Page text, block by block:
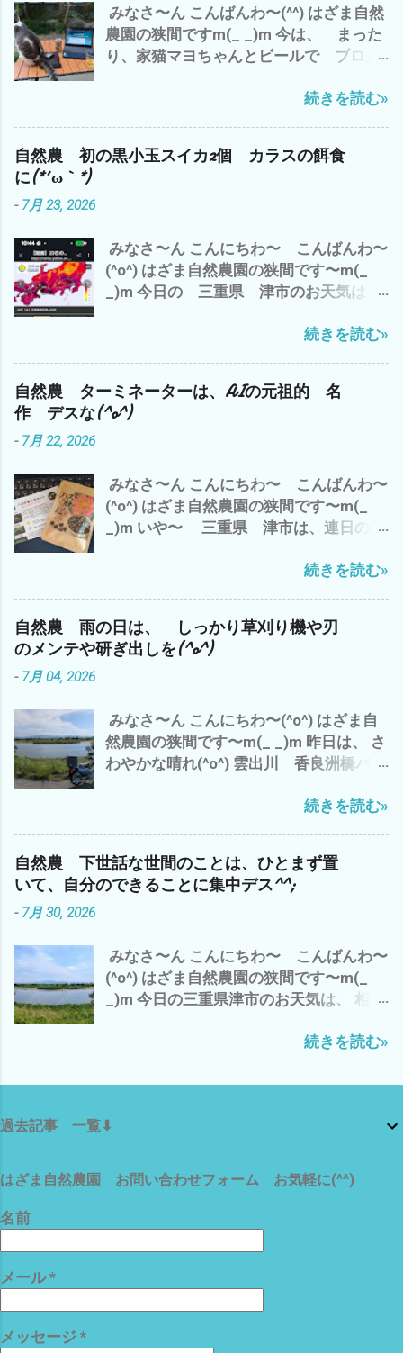
了で、 今日の仕事は、 おしまい^^; 今
は、 涼しい エアコンの効いた部屋で
ブログアップして、 それから お楽しみ
The Magnificent Seven」 ザ マグニフ
ィセント・セブン 今流行りのAI巨大テッ
ク産業 GAFAM（ガーファム）とは、 今
どきの映画で ございます^^; では、 また
みなさ〜ん こんばんわ〜(^^) はざま自然
農園の狭間ですm(_ _)m 今は、 まった
り、家猫マヨちゃんとビールで ブログ
プ ブラジル戦 残念でした〜(*´ω｀*)
ト観戦 一時は、期待が・・・・・・・ や
っぱ、ブラジル強し(*´ω｀*) で、 寝不足
庭だけで、200坪 松や杉 梅 イチジ
ク 柿 ブランコまで・ω・ 玄関には、巨
大な糸杉とフェニックス(ﾟ∀ﾟ) 津新町駅
ヤブ＝ジャングル(*´ω｀*) この物件を
3日間 3人で まさに、 耕作放棄地(ﾟ
∀ﾟ) お金持ちは、 庭のメンテにも、コ
ストが・・・・・・・ω・ で、 帰宅した
ら 6月27日 種まきした クレソンが
(^o^) アブラナ科らしい 双葉デス 今年
の、夏は、 お楽しみのオンパレードで
す な(^o^) 今日は、早よ〜 寝よ〜っと
続きを読む»
自然農 初の黒小玉スイカ2個 カラスの餌食
に(*´ω｀*)
- 7月 23, 2026
みなさ〜ん こんにちわ〜 こんばんわ〜
(^o^) はざま自然農園の狭間です〜m(_
_)m 今日の 三重県 津市のお天気は？
前中は、 梅干し用のシソと シソジュー
神田新規開拓畑の草刈り 午後から、 雲出
自然農園の畑の見回りと周辺の草刈りを
楽しみにしていた 黒小玉スイカが〜〜
なんか？ 長いモノが・・・・・・・・
こっ コレは？ もしかして、 トカゲの
シッポ(*´ω｀*) ネコのマヨちゃんの収穫
の効いた部屋で ブログアップと プライ
ムビデオで 映画鑑賞中(^o^) いや〜 や
っぱ、熱射病で 畑で倒れて
は・・・・・・・ シャレに ならん の
で(*´ω｀*) 皆様も、決して無理なさらず
続きを読む»
自然農 ターミネーターは、AIの元祖的 名
作 デスな(^o^)
- 7月 22, 2026
みなさ〜ん こんにちわ〜 こんばんわ〜
(^o^) はざま自然農園の狭間です〜m(_
_)m いや〜 三重県 津市は、連日の猛
んどん気温が上昇している〜(T_T) 昼間
´ω｀*) ってなわけで、 ムリせず、早々に
切り上げ、 エアコンの効いた部屋で ブ
ログアップ中(^o^) ハスの種 12粒 発芽加
は、 アマゾンさんから来ました。 ハス
の種を水につけ、芽出し作業を 少しで
も、自宅の庭が 涼やかになるように
たまた注文 VICHE CATT ベルトクリップ
工具 マグネットクリップ 腰袋 腰道具 ベ
ルトにつける ベルトストッパー これは、
ベルトに付ける強力磁石 つまり、農作業
中のスコップやカマ、ハサミなどを 腰に
ついつい、畑のどこかへ 置いて 見失
い 忘れることが 多いので(*´ω｀*) 雨
が降らない 連日の猛暑でも 雲出C自然
リも、なんとか 育っております(^o^) 今
ライムで 涼しい場所で、映画鑑賞三昧^^;
ャッピーやジェミニ アンソロピックの
すな それでは、 この殺人的な 暑さにめ
続きを読む»
自然農 雨の日は、 しっかり草刈り機や刃
のメンテや研ぎ出しを(^o^)
- 7月 04, 2026
みなさ〜ん こんにちわ〜(^o^) はざま自
然農園の狭間です〜m(_ _)m 昨日は、 さ
わやかな晴れ(^o^) 雲出川 香良洲橋バス
動 ガス検診バイト 長谷山登山道手前 雨
イモのツル切りと挿し木を で、 今日の三
重県 津市の お天気は、曇時々小雨(*
´ω｀*) まさに、梅雨らしい 週末 ど〜
やガス検診をとりやめ まったり、 草刈
り機のメンテや草刈り刃の研ぎ出しを 只
今、 モノタロウから 草刈り機の刃 5枚
／ これで、 晴れたら、バッチリ 草刈り
は、 また
続きを読む»
自然農 下世話な世間のことは、ひとまず置
いて、自分のできることに集中デス^^;
- 7月 30, 2026
みなさ〜ん こんにちわ〜 こんばんわ〜
(^o^) はざま自然農園の狭間です〜m(_
_)m 今日の三重県津市のお天気は、 相変
立？ は、今のところナシ^^; 香良洲橋
か(^o^) で、 わたしゃ〜 昨日の夜勤バイ
中は、 カラスにやられた未熟な黒小玉ス
そうに無いし、種取りにも使えない の
で、 即 損切り(*´∀｀*) で、 損切で 思
りゃ〜 今晩のアメリカ市場に 目が離せ
続きを読む»
過去記事 一覧⬇
はざま自然農園 お問い合わせフォーム お気軽に(^^)
名前
メール*
メッセージ *